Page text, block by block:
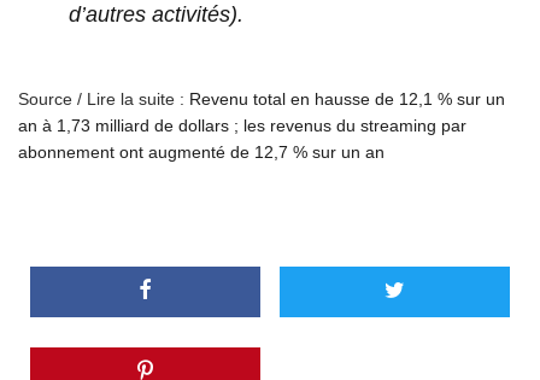
d’autres activités).
Source / Lire la suite : Revenu total en hausse de 12,1 % sur un
an à 1,73 milliard de dollars ; les revenus du streaming par
abonnement ont augmenté de 12,7 % sur un an